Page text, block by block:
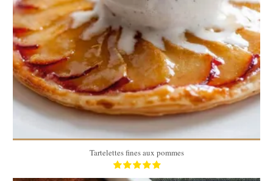
Tartelettes fines aux pommes